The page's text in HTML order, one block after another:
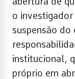
o
suspensão
institucional,
próprio em